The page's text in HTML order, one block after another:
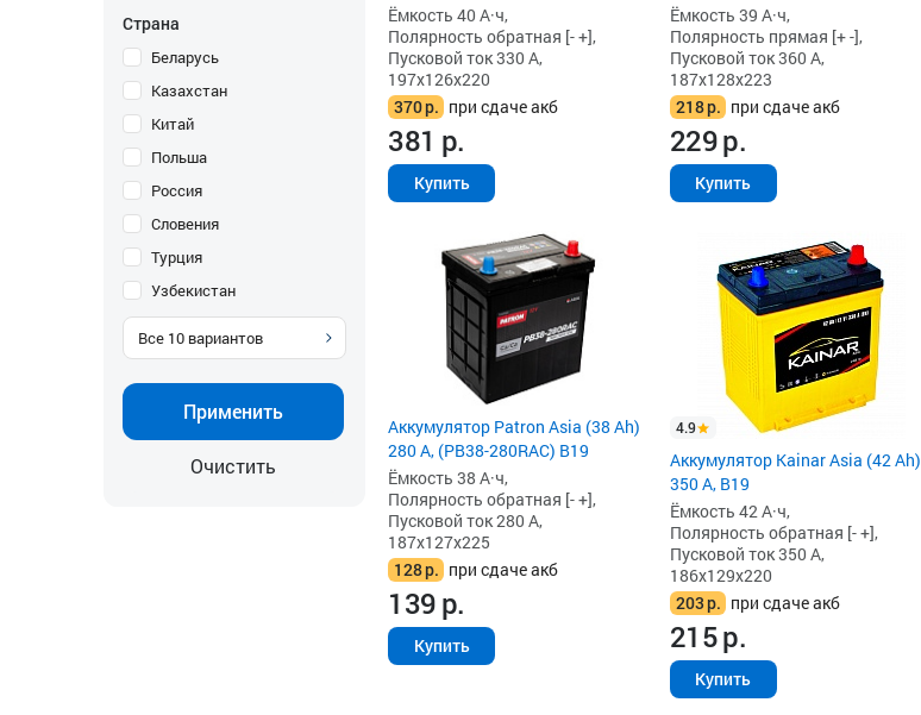
Страна
Беларусь
Казахстан
Китай
Польша
Россия
Словения
Турция
Узбекистан
Все 10 вариантов
Применить
Очистить
Ёмкость 40 А·ч,
Полярность обратная [- +],
Пусковой ток 330 А,
197x126x220
370р. при сдаче акб
381 р.
Купить
Ёмкость 39 А·ч,
Полярность прямая [+ -],
Пусковой ток 360 А,
187x128x223
218р. при сдаче акб
229р.
Купить
Аккумулятор Patron Asia (38 Ah)
280 А, (PB38-280RAC) B19
Ёмкость 38 А·ч,
Полярность обратная [- +],
Пусковой ток 280 А,
187x127x225
128р. при сдаче акб
139р.
Купить
4.9
Аккумулятор Kainar Asia (42 Ah)
350 А, B19
Ёмкость 42 А·ч,
Полярность обратная [- +],
Пусковой ток 350 А,
186x129x220
203р. при сдаче акб
215р.
Купить